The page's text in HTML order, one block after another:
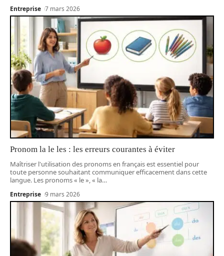
Entreprise 7 mars 2026
Pronom la le les : les erreurs courantes à éviter
Maîtriser l'utilisation des pronoms en français est essentiel pour
toute personne souhaitant communiquer efficacement dans cette
langue. Les pronoms « le », « la…
Entreprise 9 mars 2026